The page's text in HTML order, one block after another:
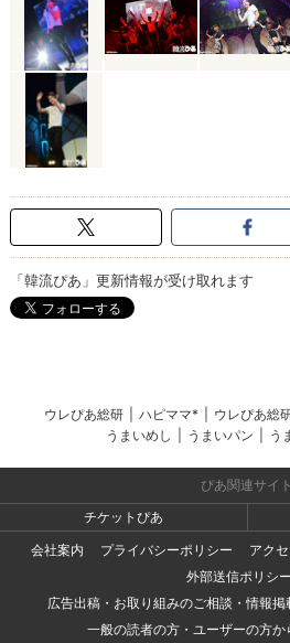
「韓流ぴあ」更新情報が受け取れます
ウレぴあ総研 ハピママ* ウレぴあ総
うまいめし
うまいパン う
ぴあ関連サイト
チケットぴあ
会社案内
プライバシーポリシー
アク
外部送信ポリシー
広告出稿・お取り組みのご相談・情報
一般の読者の方・ユーザーの方